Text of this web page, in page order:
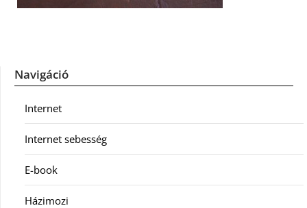
Navigáció
Internet
Internet sebesség
E-book
Házimozi